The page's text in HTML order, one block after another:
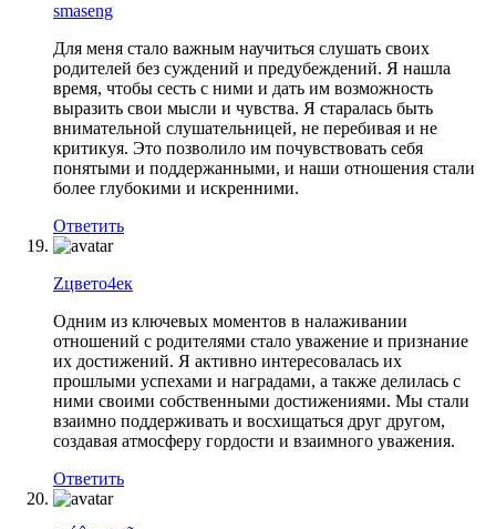
smaseng
Для меня стало важным научиться слушать своих
родителей без суждений и предубеждений. Я нашла
время, чтобы сесть с ними и дать им возможность
выразить свои мысли и чувства. Я старалась быть
внимательной слушательницей, не перебивая и не
критикуя. Это позволило им почувствовать себя
понятыми и поддержанными, и наши отношения стали
более глубокими и искренними.
Ответить
Zцвето4ек
Одним из ключевых моментов в налаживании
отношений с родителями стало уважение и признание
их достижений. Я активно интересовалась их
прошлыми успехами и наградами, а также делилась с
ними своими собственными достижениями. Мы стали
взаимно поддерживать и восхищаться друг другом,
создавая атмосферу гордости и взаимного уважения.
Ответить